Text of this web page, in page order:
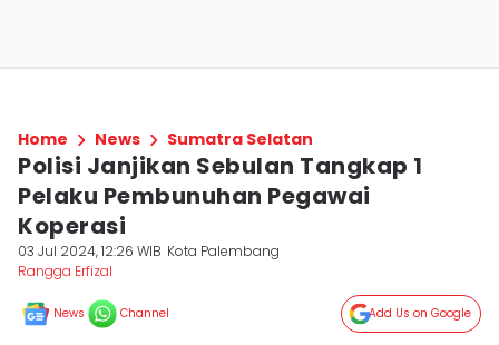
Home News Sumatra Selatan
Polisi Janjikan Sebulan Tangkap 1
Pelaku Pembunuhan Pegawai
Koperasi
03 Jul 2024, 12:26 WIB Kota Palembang
Rangga Erfizal
News Channel Add Us on Google